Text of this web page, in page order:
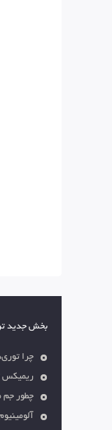
بخش جدید
چرا
ریمیکس
چطور جم